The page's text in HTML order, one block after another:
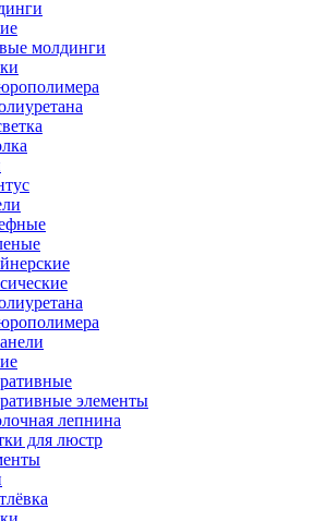
молдинги
элементы
лепнина
для люстр